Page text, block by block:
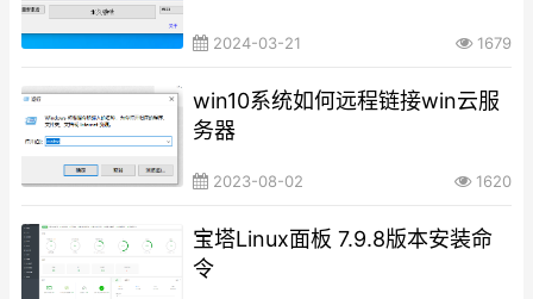
2024-03-21 1679
win10系统如何远程链接win云服
务器
2023-08-02 1620
宝塔Linux面板 7.9.8版本安装命
令